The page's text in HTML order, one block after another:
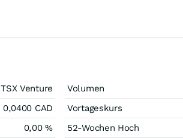
TSX Venture
0,0400 CAD
0,00%
Volumen
Vortageskurs
52-Wochen Hoch